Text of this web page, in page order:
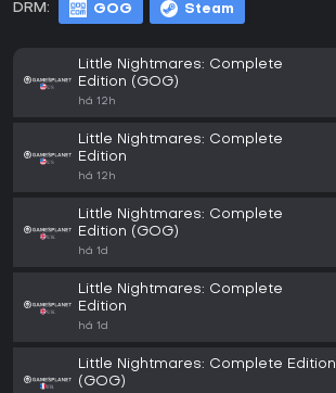
DRM: GOG Steam
Little Nightmares: Complete
Edition (GOG)
há 12h
Little Nightmares: Complete
Edition
há 12h
Little Nightmares: Complete
Edition (GOG)
há 1d
Little Nightmares: Complete
Edition
há 1d
Little Nightmares: Complete Edition
(GOG)